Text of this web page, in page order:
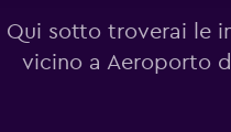
Qui sotto troverai le
vicino a Aeroporto